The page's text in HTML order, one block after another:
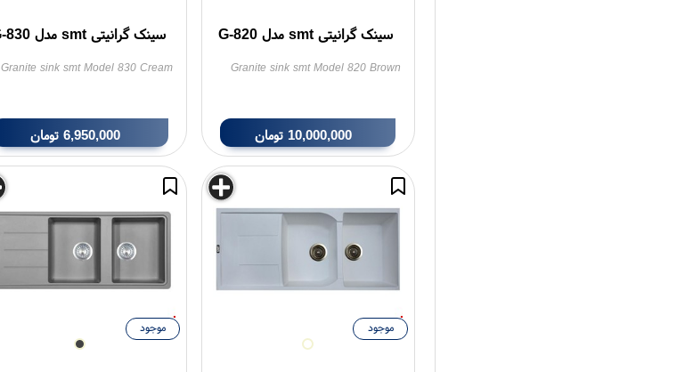
سینک گرانیتی smt مدل G-820
Granite sink smt Model 820 Brown
10,000,000 تومان
سینک گرانیتی smt مدل G-830
Granite sink smt Model 830 Cream
6,950,000 تومان
موجود موجود